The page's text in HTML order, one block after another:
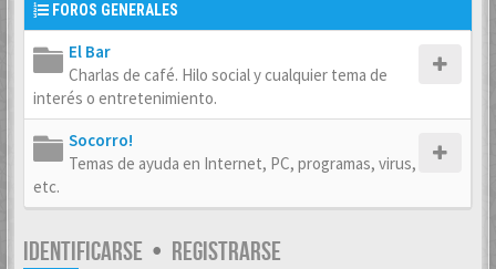
FOROS GENERALES
El Bar
Charlas de café. Hilo social y cualquier tema de
interés o entretenimiento.
Socorro!
Temas de ayuda en Internet, PC, programas, virus,
etc.
IDENTIFICARSE • REGISTRARSE